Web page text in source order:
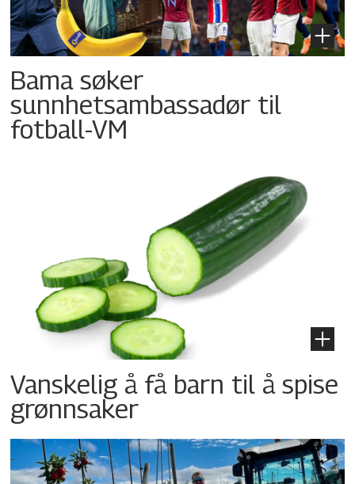
Bama søker
sunnhetsambassadør til
fotball-VM
Vanskelig å få barn til å spise
grønnsaker